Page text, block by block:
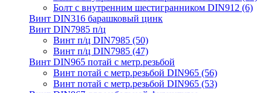
Болт с внутренним шестигранником DIN912 (6)
Винт DIN316 барашковый цинк
Винт DIN7985 п/ц
Винт п/ц DIN7985 (50)
Винт п/ц DIN7985 (47)
Винт DIN965 потай с метр.резьбой
Винт потай с метр.резьбой DIN965 (56)
Винт потай с метр.резьбой DIN965 (53)